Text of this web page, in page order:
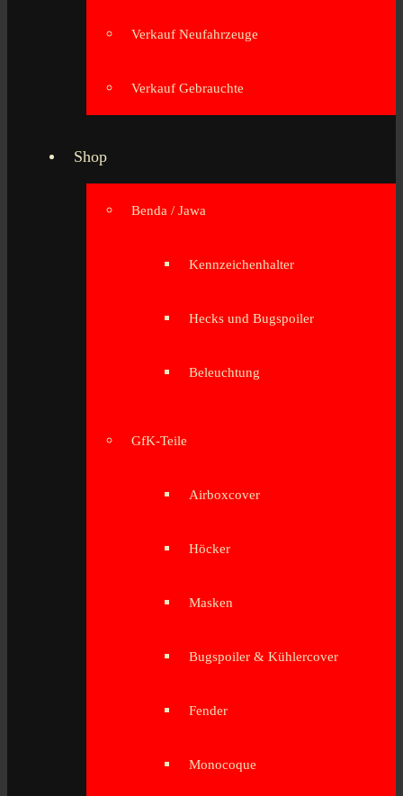
Verkauf Neufahrzeuge
Verkauf Gebrauchte
Shop
Benda / Jawa
Kennzeichenhalter
Hecks und Bugspoiler
Beleuchtung
GfK-Teile
Airboxcover
Höcker
Masken
Bugspoiler & Kühlercover
Fender
Monocoque